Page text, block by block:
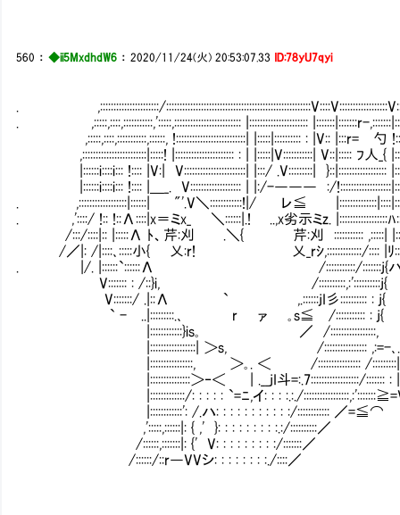
560 ：◆ii5MxdhdW6 ：2020/11/24(火) 20:53:07.33 ID:78yU7qyi
. ,::::::::::::::::::::::/
. ,:::::,::::,:::::::::::,':::::,::::::::::::::::::::::::: |:::::::::::::::::::::: |:::::::|:::::::r-
,:::::,::::,:::::::::::,::::::, !::::::::::::::::::::::::::| |:::::|:::::::::: : |V:: |:::r= 勺
,::::::::::::::::::::::::|:::::! |:::::::::::::::::::::: : | |:::::|V:::::::::::| V::|::::: ﾌ人_{
|::::::i::::i::: !:::: |V:| V:::::::::::::::::::::::| |:::/ .V:::::::::| }::|::::::::::::::::::
|::::::i::::i::: !:::: |＿_. V::::::::::::::::::: | |:/-――― :/
. ,::::::::::::::::::|::::::| "'.V＼::::::::::::!|/ レ≦
. ,'::::/ !:: !::Λ::::|x＝ミx_ ＼::::::|.! ..,x劣示ミz. |::::::::::::::::::ﾊ
/:::/::::|:: |:::::Λ ﾄ、芹:刈 .＼{ 芹:刈 ::::::::::: ,:::::|
/／|: /|::::､:::::小{ 乂:r! 乂_rｼ,:::::::::::::/:::: |ﾘ
. |/. |::::::`::::::Λ /:::::::::::/:::::::j{ハ
V::::::: : /::}i, /::::::::::,:'::::::::::j{ |:::::::::::::::::::::::::::
V:::::::/ .|::Λ ` ,.::::::jI彡:::::::::: : j{
` - ..|:::::::::.､ r ァ ｡s≦ /::::::::::: : j{
|::::::::::::}is｡ ／ /:::::::::::::::::,
|:::::::::::::::::| ＞s, /:::::::::::::::: ,:=-､
|::::::::::::::::, ＞｡. ＜ /:::::::::::::::: /
|:::::::::::::::＞‐＜ | .__jI斗=:.7::::::::::::::::::/::::::: :
|:::::::::::::/: : : : : `=ﾆ,イ: : : :.:./
|::::::::::::': /.ハ: : : : : : : : : : :/:::::::::::: ／=≦⌒ ＼
,':::::,::::::|: { ,' }: : : : : : : : :.:/::::::::::／ ＼
/::::::,:::::::|: {' V: : : : : : : : :/:::::::／
/::::::/::r―VVシ: : : : : : : :./::::